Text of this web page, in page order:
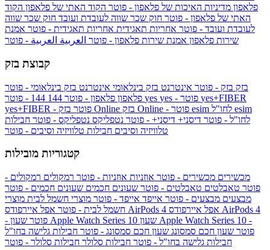
פלאפון מדיניות האיכות של פלאפון - פוטר הקוד האתי של פלאפון הקוד
האתי של פלאפון - פוטר חוק שכר שווה לעובדת ועובד חוק שכר שווה
לעובדת ועובד - פוטר אחריות תאגידית אחריות תאגידית - פוטר אמנת
שירות פלאפון אמנת שירות פלאפון - פוטר العربية العربية - פוטר
קבוצת בזק
בזק בזק - פוטר אינטרנט בזק בינלאומי אינטרנט בזק בינלאומי - פוטר
פלאפון פלאפון - פוטר 144 yes
yes+FIBER
yes+FIBER - פוטר בזק Online
esim
לחו"ל - פוטר דיסני+ דיסני+ - פוטר נטפליקס נטפליקס - פוטר חבילות
טלוויזיה וסיבים חבילות טלוויזיה וסיבים - פוטר
קטגוריות מובילות
מכשירים מכשירים - פוטר אוזניות אוזניות - פוטר רמקולים רמקולים -
פוטר טאבלטים טאבלטים - פוטר שעונים חכמים שעונים חכמים - פוטר
מבצעים מבצעים - פוטר אייפד אייפד - פוטר מוצרי חשמל לבית מוצרי
חשמל לבית - פוטר אפל איירפודס AirPods 4 אפל איירפודס AirPods 4
- פוטר שעון Apple Watch Series 10 שעון Apple Watch Series 10 -
פוטר שעון חכם סמסונג שעון חכם סמסונג - פוטר חבילות גלישה בחו"ל
חבילות גלישה בחו"ל - פוטר חבילות סלולר חבילות סלולר - פוטר